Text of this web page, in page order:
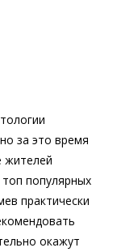
за это время
жителей
популярных
практически
окажут